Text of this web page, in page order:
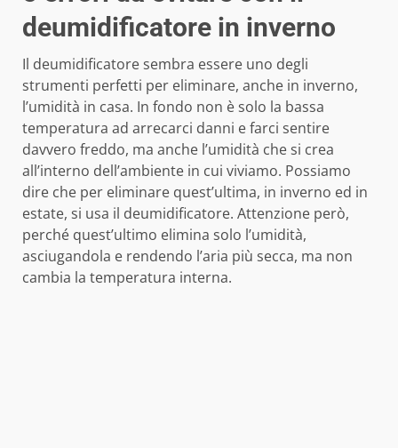
deumidificatore in inverno
Il deumidificatore sembra essere uno degli
strumenti perfetti per eliminare, anche in inverno,
l’umidità in casa. In fondo non è solo la bassa
temperatura ad arrecarci danni e farci sentire
davvero freddo, ma anche l’umidità che si crea
all’interno dell’ambiente in cui viviamo. Possiamo
dire che per eliminare quest’ultima, in inverno ed in
estate, si usa il deumidificatore. Attenzione però,
perché quest’ultimo elimina solo l’umidità,
asciugandola e rendendo l’aria più secca, ma non
cambia la temperatura interna.